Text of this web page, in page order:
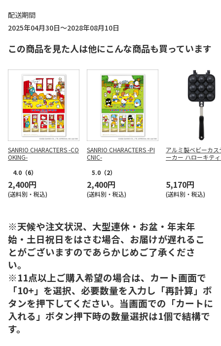
配送期間
2025年04月30日～2028年08月10日
この商品を見た人は他にこんな商品も買っています
SANRIO CHARACTERS -CO
OKING-
4.0 （6）
2,400円
(送料別・税込)
SANRIO CHARACTERS -PI
CNIC-
5.0 （2）
2,400円
(送料別・税込)
アルミ製ベビーカス
ーカー ハローキテ
5,170円
(送料別・税込)
※天候や注文状況、大型連休・お盆・年末年
始・土日祝日をはさむ場合、お届けが遅れるこ
とがございますのであらかじめご了承くださ
い。
※11点以上ご購入希望の場合は、カート画面で
「10+」を選択、必要数量を入力し「再計算」ボ
タンを押下してください。当画面での「カートに
入れる」ボタン押下時の数量選択は1個で結構で
す。